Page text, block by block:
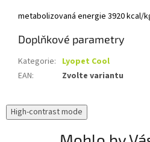
metabolizovaná energie 3920 kcal/
Doplňkové parametry
Kategorie: Lyopet Cool
EAN: Zvolte variantu
High-contrast mode